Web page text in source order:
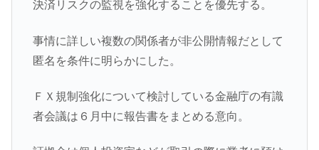
決済リスクの監視を強化することを優先する。
事情に詳しい複数の関係者が非公開情報だとして
匿名を条件に明らかにした。
ＦＸ規制強化について検討している金融庁の有識
者会議は６月中に報告書をまとめる意向。